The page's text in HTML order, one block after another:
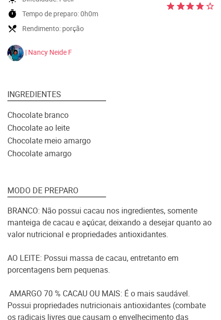
timer Tempo de preparo:0h0m
local_dining Rendimento: porção
| Nancy Neide F
INGREDIENTES
Chocolate branco
Chocolate ao leite
Chocolate meio amargo
Chocolate amargo
MODO DE PREPARO
BRANCO: Não possui cacau nos ingredientes, somente
manteiga de cacau e açúcar, deixando a desejar quanto ao
valor nutricional e propriedades antioxidantes.
AO LEITE: Possui massa de cacau, entretanto em
porcentagens bem pequenas.
AMARGO 70 % CACAU OU MAIS: É o mais saudável.
Possui propriedades nutricionais antioxidantes (combate
os radicais livres que causam o envelhecimento das